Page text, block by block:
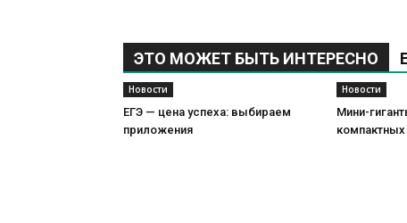
ЭТО МОЖЕТ БЫТЬ ИНТЕРЕСНО
Новости
ЕГЭ — цена успеха: выбираем
приложения
Новости
Мини-